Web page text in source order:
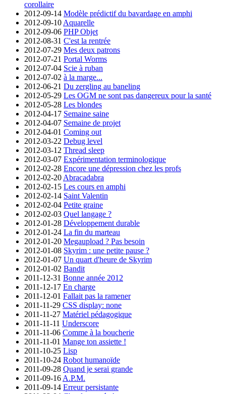
corollaire
2012-09-14 Modèle prédictif du bavardage en amphi
2012-09-10 Aquarelle
2012-09-06 PHP Objet
2012-08-31 C'est la rentrée
2012-07-29 Mes deux patrons
2012-07-21 Portal Worms
2012-07-04 Scie à ruban
2012-07-02 à la marge...
2012-06-21 Du zergling au baneling
2012-05-29 Les OGM ne sont pas dangereux pour la santé
2012-05-28 Les blondes
2012-04-17 Semaine saine
2012-04-07 Semaine de projet
2012-04-01 Coming out
2012-03-22 Debug level
2012-03-12 Thread sleep
2012-03-07 Expérimentation terminologique
2012-02-28 Encore une dépression chez les profs
2012-02-20 Abracadabra
2012-02-15 Les cours en amphi
2012-02-14 Saint Valentin
2012-02-04 Petite graine
2012-02-03 Quel langage ?
2012-01-28 Développement durable
2012-01-24 La fin du marteau
2012-01-20 Megaupload ? Pas besoin
2012-01-08 Skyrim : une petite pause ?
2012-01-07 Un quart d'heure de Skyrim
2012-01-02 Bandit
2011-12-31 Bonne année 2012
2011-12-17 En charge
2011-12-01 Fallait pas la ramener
2011-11-29 CSS display: none
2011-11-27 Matériel pédagogique
2011-11-11 Underscore
2011-11-06 Comme à la boucherie
2011-11-01 Mange ton assiette !
2011-10-25 Lisp
2011-10-24 Robot humanoïde
2011-09-28 Quand je serai grande
2011-09-16 A.P.M.
2011-09-14 Erreur persistante